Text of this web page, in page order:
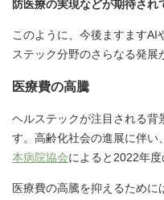
防医療の実現などが期待され
このように、今後ますますAI
ステック分野のさらなる発展
医療費の高騰
ヘルステックが注目される背
す。高齢化社会の進展に伴い
本病院協会によると2022年度
医療費の高騰を抑えるため